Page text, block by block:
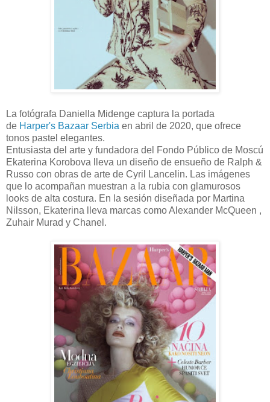
La fotógrafa Daniella Midenge captura la portada
de Harper's Bazaar Serbia en abril de 2020, que ofrece
tonos pastel elegantes.
Entusiasta del arte y fundadora del Fondo Público de Moscú
Ekaterina Korobova lleva un diseño de ensueño de Ralph &
Russo con obras de arte de Cyril Lancelin. Las imágenes
que lo acompañan muestran a la rubia con glamurosos
looks de alta costura. En la sesión diseñada por Martina
Nilsson, Ekaterina lleva marcas como Alexander McQueen ,
Zuhair Murad y Chanel.